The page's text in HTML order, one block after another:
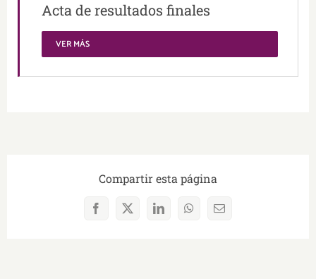
Acta de resultados finales
VER MÁS
Compartir esta página
Facebook
X LinkedInWhatsAppCorreo